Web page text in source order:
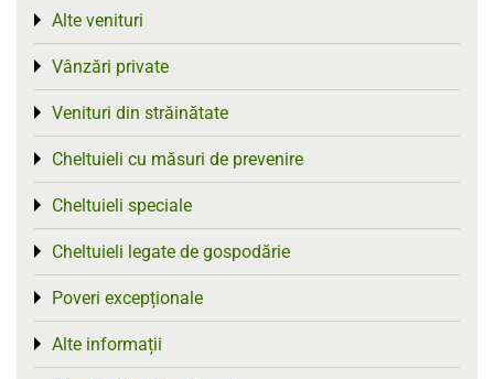
Alte venituri
Toggle menu
Vânzări private
Toggle menu
Venituri din străinătate
Toggle menu
Cheltuieli cu măsuri de prevenire
Toggle menu
Cheltuieli speciale
Toggle menu
Cheltuieli legate de gospodărie
Toggle menu
Poveri excepționale
Toggle menu
Alte informații
Toggle menu